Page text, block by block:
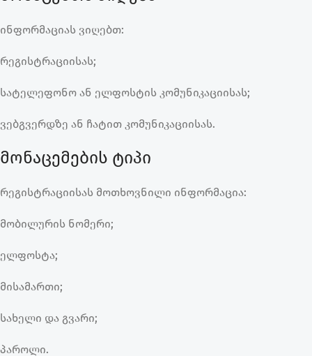
ინფორმაციას ვიღებთ:
რეგისტრაციისას;
სატელეფონო ან ელფოსტის კომუნიკაციისას;
ვებგვერდზე ან ჩატით კომუნიკაციისას.
მონაცემების ტიპი
რეგისტრაციისას მოთხოვნილი ინფორმაცია:
მობილურის ნომერი;
ელფოსტა;
მისამართი;
სახელი და გვარი;
პაროლი.